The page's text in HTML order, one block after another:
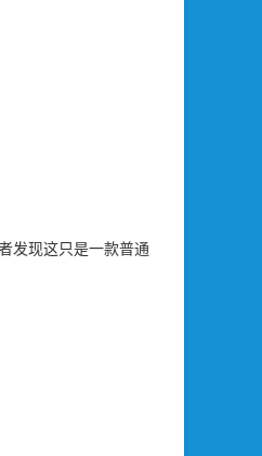
发现这只是一款普通